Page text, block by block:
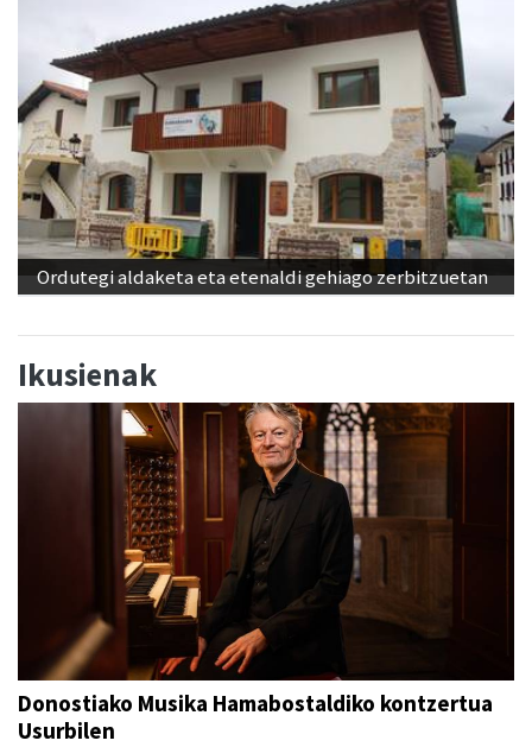
Ordutegi aldaketa eta etenaldi gehiago zerbitzuetan
Ikusienak
Donostiako Musika Hamabostaldiko kontzertua
Usurbilen